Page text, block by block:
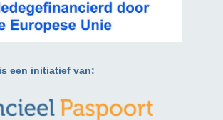
een initiatief van: